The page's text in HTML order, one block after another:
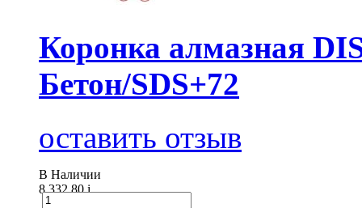
Коронка алмазная
Бетон/SDS+72
оставить отзыв
В Наличии
8 332.80i